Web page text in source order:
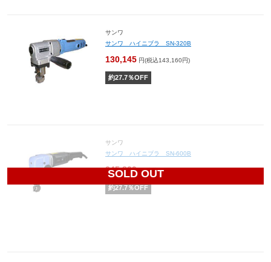
サンワ
サンワ ハイニブラ SN-320B
130,145 円(税込143,160円)
約27.7％OFF
SOLD OUT
サンワ
サンワ ハイニブラ SN-600B
245,829円(税込270,412円)
約27.7％OFF